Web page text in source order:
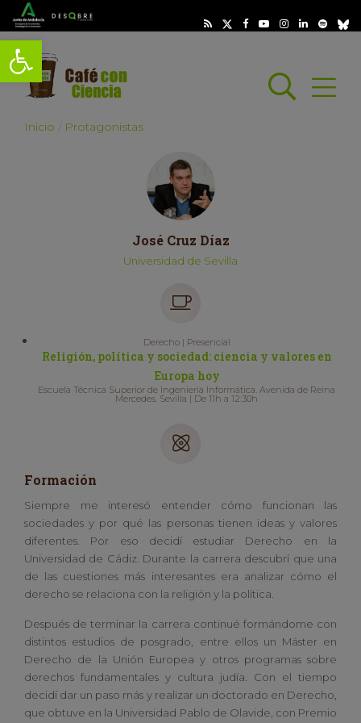
Abrir barra de herramientas
Abrir
Inicio Protagonistas
José Cruz Díaz
Universidad de Sevilla
Derecho | Presencial
Religión, política y sociedad: ciencia y valores en
Europa hoy
Escuela Técnica Superior de Ingeniería Informática. Avenida de Reina
Mercedes. Sevilla | De 11h a 12:30h
Formación
Siempre me interesó entender cómo funcionan las
sociedades y por qué las personas tienen ideas y valores
diferentes. Por eso decidí estudiar Derecho en la
Universidad de Cádiz. Durante la carrera descubrí que una
de las cuestiones más interesantes era analizar cómo el
derecho se relaciona con la religión y la política.
Después de terminar la carrera continué formándome con
distintos estudios de posgrado, entre ellos un Máster en
Derecho de la Unión Europea y otros programas sobre
derechos fundamentales y cultura judía. Con el tiempo
decidí dar un paso más y realizar un doctorado en Derecho,
que obtuve en la Universidad Pablo de Olavide, con Premio